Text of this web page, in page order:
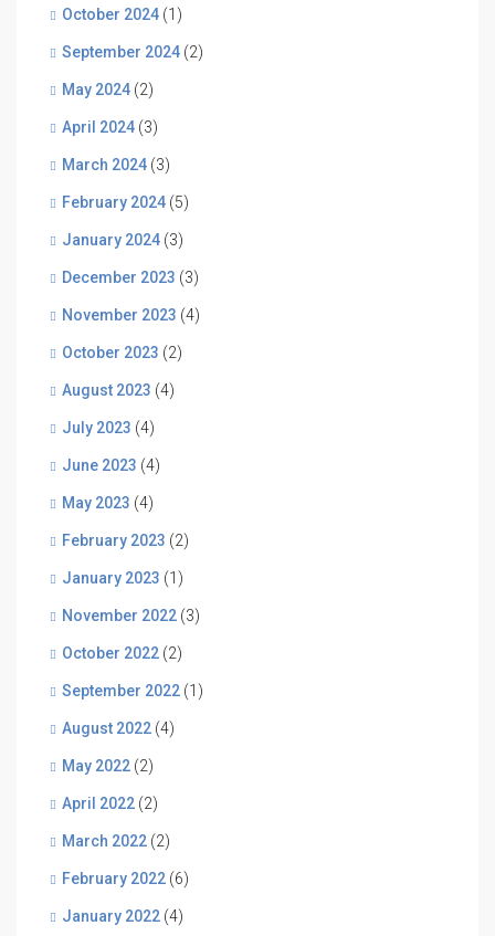
October 2024 (1)
September 2024 (2)
May 2024 (2)
April 2024 (3)
March 2024 (3)
February 2024 (5)
January 2024 (3)
December 2023 (3)
November 2023 (4)
October 2023 (2)
August 2023 (4)
July 2023 (4)
June 2023 (4)
May 2023 (4)
February 2023 (2)
January 2023 (1)
November 2022 (3)
October 2022 (2)
September 2022 (1)
August 2022 (4)
May 2022 (2)
April 2022 (2)
March 2022 (2)
February 2022 (6)
January 2022 (4)